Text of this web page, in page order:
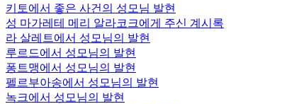
키토에서 좋은 사건의 성모님 발현
성 마가레테 메리 알라코크에게 주신 계시록
라 살레트에서 성모님의 발현
루르드에서 성모님의 발현
퐁트맹에서 성모님의 발현
펠르부아송에서 성모님의 발현
녹크에서 성모님의 발현